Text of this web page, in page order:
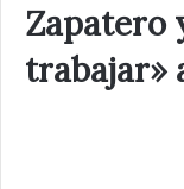
Zapatero
trabajar»